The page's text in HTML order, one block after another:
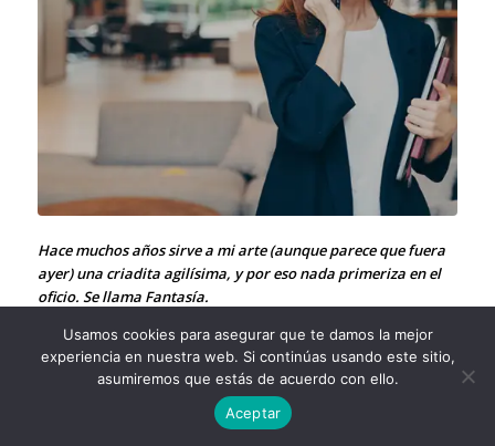
Hace muchos años sirve a mi arte (aunque parece que fuera
ayer) una criadita agilísima, y por eso nada primeriza en el
oficio. Se llama Fantasía.
¿Qué autor podrá contar alguna vez cómo y por qué un
personaje nació en su fantasía? El misterio de la creación
artística es el mismo misterio del nacimiento.
Luigi Pirandello. “Seis personajes en busca de autor”. E-
Usamos cookies para asegurar que te damos la mejor
experiencia en nuestra web. Si continúas usando este sitio,
asumiremos que estás de acuerdo con ello.
Aceptar